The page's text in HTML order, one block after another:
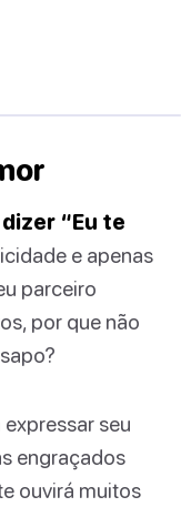
“Eu te
e apenas
parceiro
por que não
seu
engraçados
ouvirá muitos